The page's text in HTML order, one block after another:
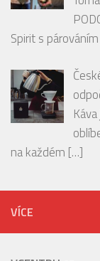
neměly uniknout
Spirit s párováním